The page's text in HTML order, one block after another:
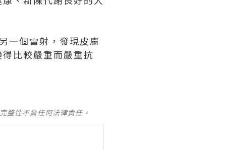
一個雷射，發現皮膚
比較嚴重而嚴重抗
整性不負任何法律責任。